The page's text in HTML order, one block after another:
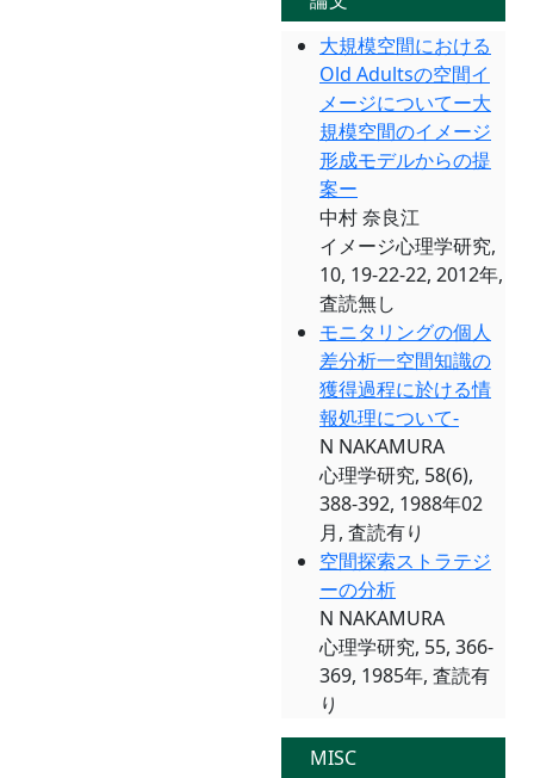
大規模空間における
Old Adultsの空間イ
メージについてー大
規模空間のイメージ
形成モデルからの提
案ー
中村 奈良江
イメージ心理学研究,
10, 19-22-22, 2012年,
査読無し
モニタリングの個人
差分析一空間知識の
獲得過程に於ける情
報処理について-
N NAKAMURA
心理学研究, 58(6),
388-392, 1988年02
月, 査読有り
空間探索ストラテジ
ーの分析
N NAKAMURA
心理学研究, 55, 366-
369, 1985年, 査読有
り
MISC